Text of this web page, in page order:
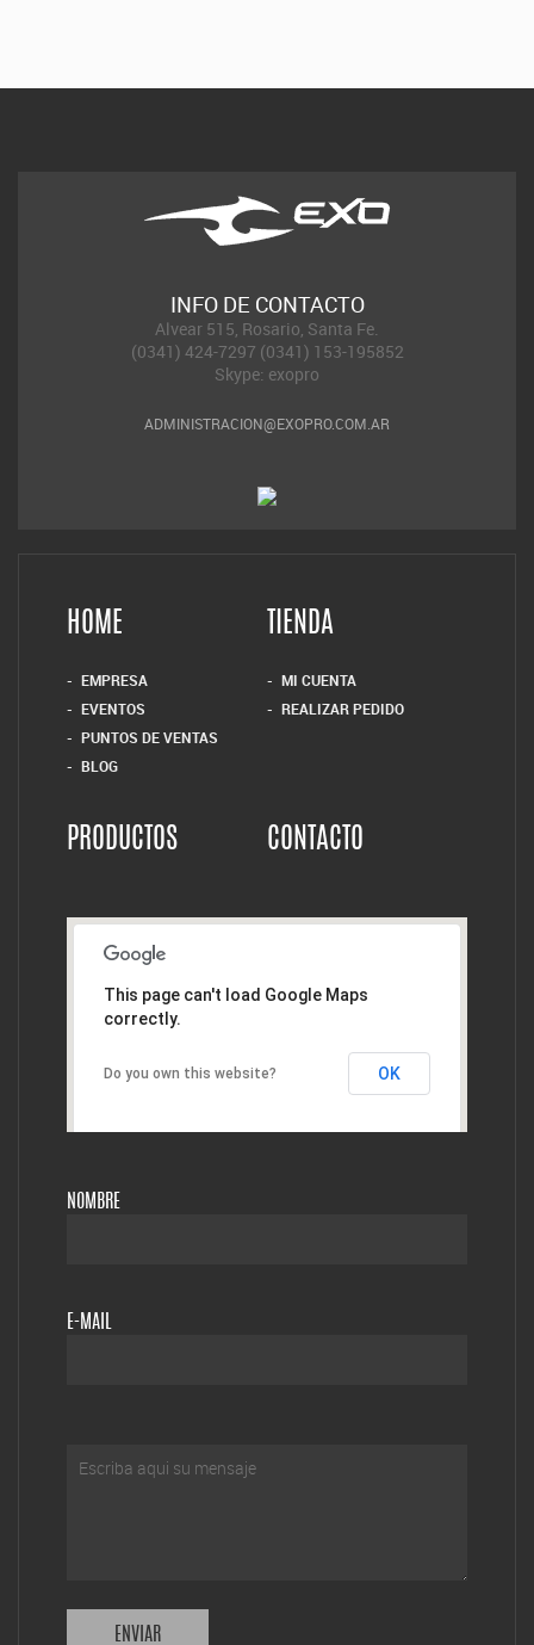
INFO DE CONTACTO
Alvear 515, Rosario, Santa Fe.
(0341) 424-7297 (0341) 153-195852
Skype: exopro
ADMINISTRACION@EXOPRO.COM.AR
HOME
EMPRESA
EVENTOS
PUNTOS DE VENTAS
BLOG
TIENDA
MI CUENTA
REALIZAR PEDIDO
PRODUCTOS CONTACTO
This page can't load Google Maps
correctly.
Do you own this website? OK
NOMBRE
E-MAIL